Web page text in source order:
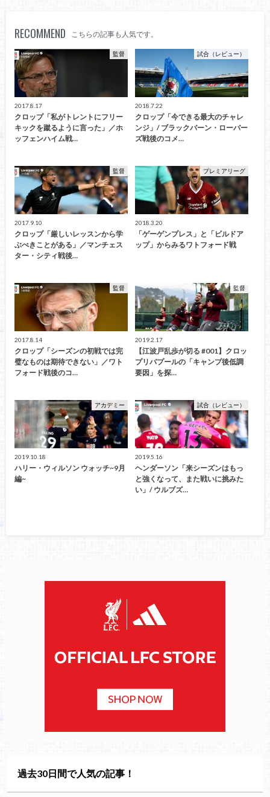
RECOMMEND こちらの記事も人気です。
監督
2017.8.17
クロップ「私がトレントにフリー
キックを蹴るように言った」／ホ
ッフェンハイム戦…
試合（レビュー）
2018.7.22
クロップ「今できる最大のチャレ
ンジ」/ ブラックバーン・ローバー
ズ戦後のコメ…
監督
2017.9.10
クロップ「厳しいレッスンから学
ぶべきことがある」／マンチェス
ター・シティ戦後…
プレミアリーグ
2018.3.20
「ゲーゲンプレス」と「ビルドア
ップ」からみるワトフォード戦
監督
2017.8.14
クロップ「シーズンの初戦では完
璧なものは期待できない」／ワト
フォード戦後のコ…
監督
2019.2.17
【江波戸乱歩が切る #001】クロッ
プリバプールの「キャンプ後低調
要因」を探…
アカデミー
2019.10.18
ハリー・ウィルソン ウォッチ~9月
編~
試合（レビュー）
2019.5.16
ヘンダーソン「来シーズンはもっ
と強くなって、また戦いに挑みた
い」/ ウルブズ…
過去30日間で人気の記事！